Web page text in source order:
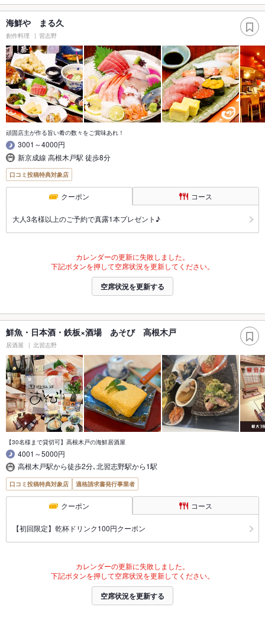
海鮮や まる久
創作料理 習志野
頑固店主が作る旨い肴の数々をご賞味あれ！
3001～4000円
新京成線 高根木戸駅 徒歩8分
口コミ投稿特典対象店
クーポン コース
大人3名様以上のご予約で真露1本プレゼント♪
カレンダーの更新に失敗しました。
下記ボタンを押して空席状況を更新してください。
空席状況を更新する
鮮魚・日本酒・鉄板×酒場 あそび 高根木戸
居酒屋 北習志野
【30名様まで貸切可】高根木戸の海鮮居酒屋
4001～5000円
高根木戸駅から徒歩2分､北習志野駅から1駅
口コミ投稿特典対象店 適格請求書発行事業者
クーポン コース
【初回限定】乾杯ドリンク100円クーポン
カレンダーの更新に失敗しました。
下記ボタンを押して空席状況を更新してください。
空席状況を更新する